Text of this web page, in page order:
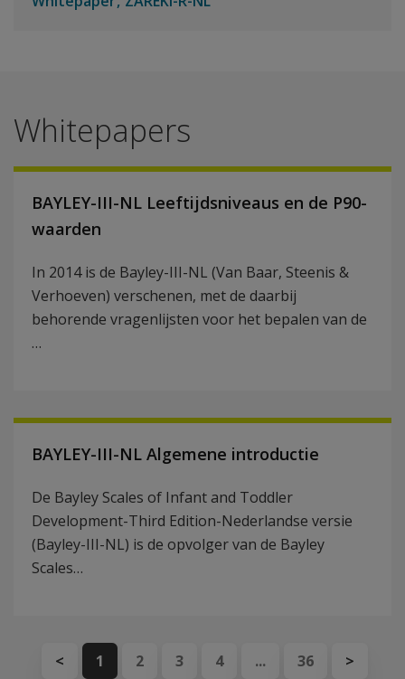
Whitepapers
BAYLEY-III-NL Leeftijdsniveaus en de P90-
waarden
In 2014 is de Bayley-III-NL (Van Baar, Steenis &
Verhoeven) verschenen, met de daarbij
behorende vragenlijsten voor het bepalen van de
…
BAYLEY-III-NL Algemene introductie
De Bayley Scales of Infant and Toddler
Development-Third Edition-Nederlandse versie
(Bayley-III-NL) is de opvolger van de Bayley
Scales…
< 1 2 3 4 ... 36 >